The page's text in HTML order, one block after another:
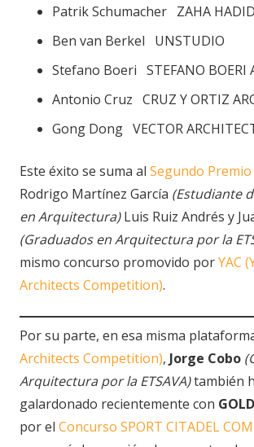
Patrik Schumacher ZAHA HADID
Ben van Berkel UNSTUDIO
Stefano Boeri STEFANO BOERI
Antonio Cruz CRUZ Y ORTIZ
Gong Dong VECTOR
Este éxito se suma al Segundo Premio
Rodrigo Martínez García (Estudiante
en Arquitectura)Luis Ruiz Andrés y
(Graduados en Arquitectura por la
mismo concurso promovido porYAC
Architects Competition).
Por su parte, en esa misma
Architects Competition), Jorge Cobo
Arquitectura por la ETSAVA)también
galardonado recientemente con
por el Concurso SPORT CITADEL